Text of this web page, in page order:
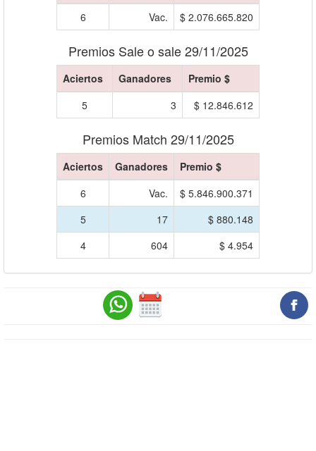
6
Vac. $ 2.076.665.820
Premios Sale o sale 29/11/2025
Aciertos Ganadores
Premio $
5
3 $ 12.846.612
Premios Match 29/11/2025
Aciertos Ganadores
Premio $
6
Vac.
$ 5.846.900.371
5
17
$ 880.148
4
604 $ 4.954